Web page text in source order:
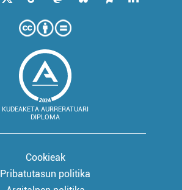
KUDEAKETA AURRERATUARI
DIPLOMA
Cookieak
Pribatutasun politika